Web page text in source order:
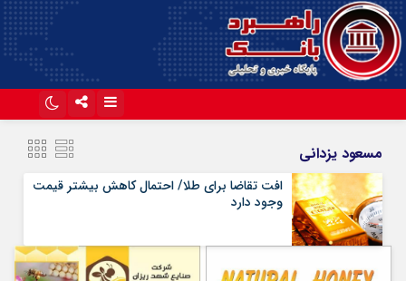
آپارات
مسعود یزدانی
افت تقاضا برای طلا/ احتمال کاهش بیشتر قیمت
وجود دارد